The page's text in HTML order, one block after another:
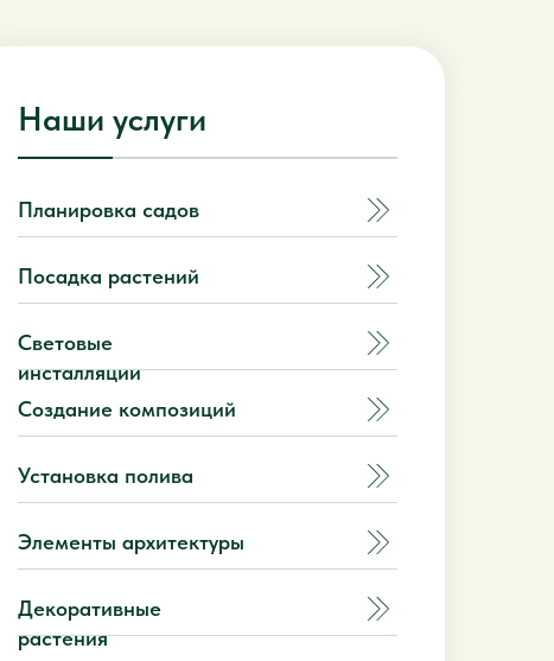
Наши услуги
Декоративные
растения
Элементы архитектуры
Установка полива
Создание композиций
Световые
инсталляции
Посадка растений
Планировка садов